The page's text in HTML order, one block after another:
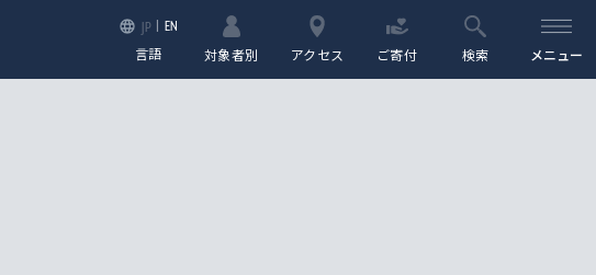
JP EN
言語 対象者別 アクセス ご寄付 検索 メニュー